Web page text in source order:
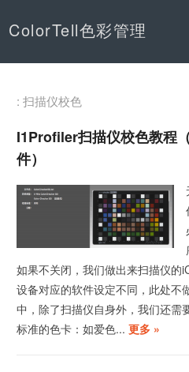
ColorTell色彩管理
: 扫描仪校色
I1Profiler扫描仪校色教程
件）
如果不关闭，我们做出来扫描仪的
设备对应的软件设定不同，此处不
中，除了扫描仪自身外，我们还需
标准的色卡：如爱色...更多 »